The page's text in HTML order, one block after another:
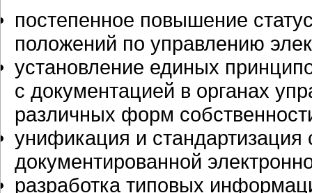
постепенное повышение
положений по управлению
установление единых
с документацией в органах
различных форм
унификация и
документированной
разработка типовых